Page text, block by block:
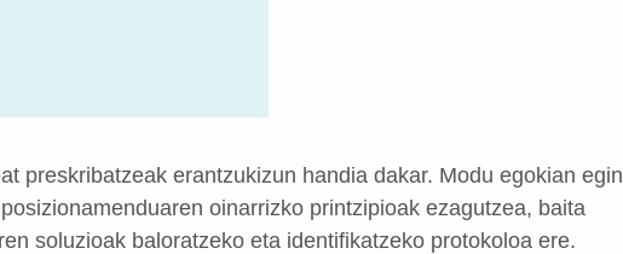
preskribatzeak erantzukizun handia dakar. Modu egokian egin
oinarrizko printzipioak ezagutzea, baita
soluzioak baloratzeko eta identifikatzeko protokoloa ere.